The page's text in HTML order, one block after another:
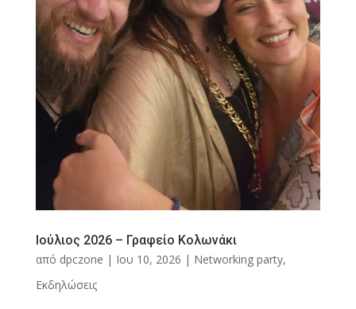
Ιούλιος 2026 – Γραφείο Κολωνάκι
από dpczone | Ιου 10, 2026 | Networking party,
Εκδηλώσεις